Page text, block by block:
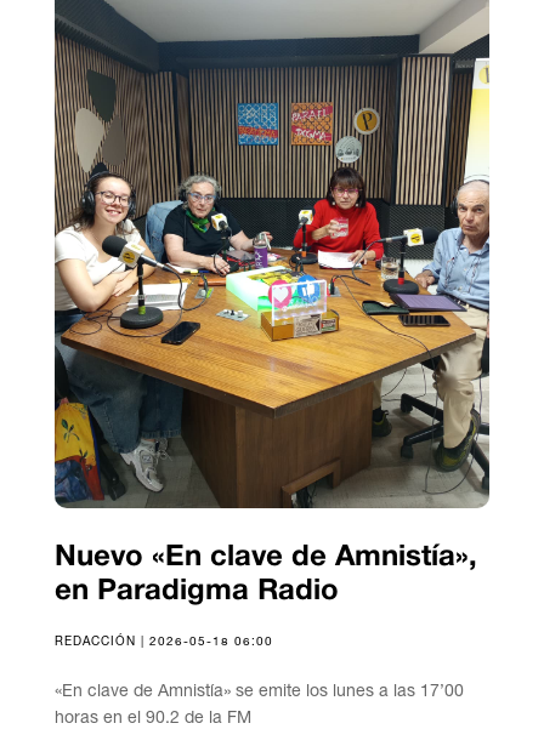
Nuevo «En clave de Amnistía»,
en Paradigma Radio
REDACCIÓN | 2026-05-18 06:00
«En clave de Amnistía» se emite los lunes a las 17’00
horas en el 90.2 de la FM